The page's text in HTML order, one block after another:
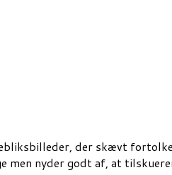
der skævt
men nyder godt af, at